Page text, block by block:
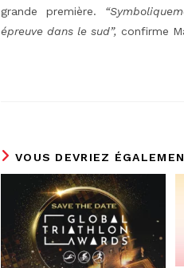
grande première.
épreuve dans le sud”, confirme
VOUS DEVRIEZ